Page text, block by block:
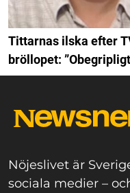
Tittarnas ilska efter
bröllopet:
Nöjeslivet är
sociala medier –